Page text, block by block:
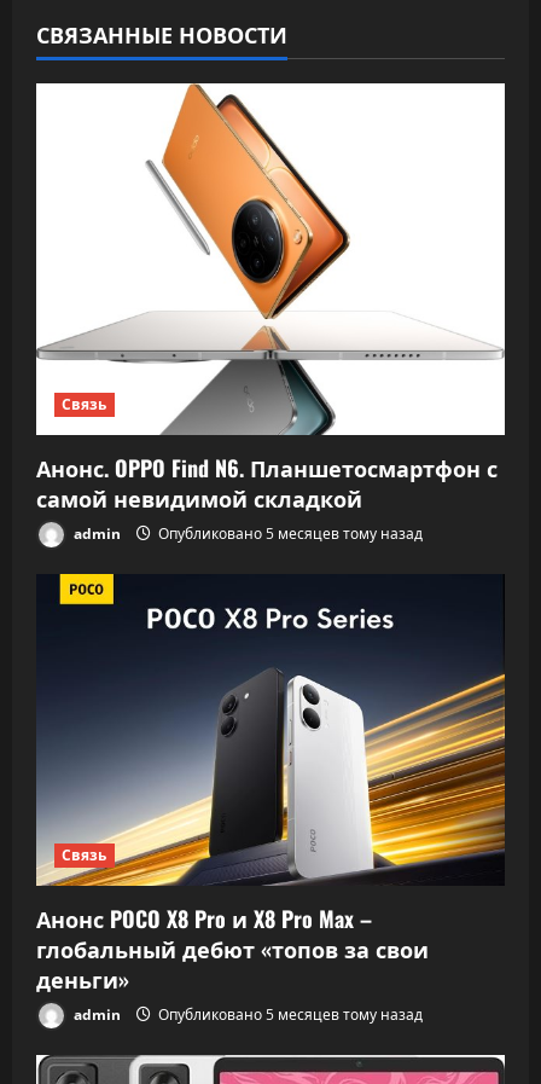
г
а
о
з
а
п
и
СВЯЗАННЫЕ НОВОСТИ
Связь
Анонс. OPPO Find N6. Планшетосмартфон с
самой невидимой складкой
admin Опубликовано 5 месяцев тому назад
Связь
Анонс POCO X8 Pro и X8 Pro Max –
глобальный дебют «топов за свои
деньги»
admin Опубликовано 5 месяцев тому назад